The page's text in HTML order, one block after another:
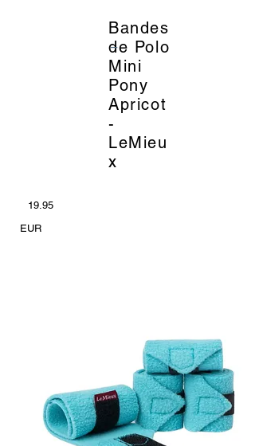
Bandes
de Polo
Mini
Pony
Apricot
-
LeMieu
x
_
19.95
EUR